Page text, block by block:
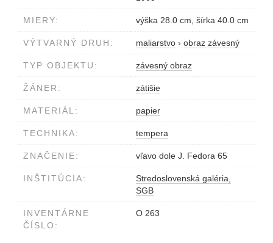
MIERY: výška 28.0 cm, šírka 40.0 cm
VÝTVARNÝ DRUH: maliarstvo › obraz závesný
TYP OBJEKTU: závesný obraz
ŽÁNER: zátišie
MATERIÁL: papier
TECHNIKA: tempera
ZNAČENIE: vľavo dole J. Fedora 65
INŠTITÚCIA:
Stredoslovenská galéria,
SGB
INVENTÁRNE
ČÍSLO:
O 263